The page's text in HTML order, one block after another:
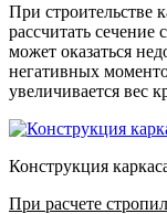
При строительстве
рассчитать
может оказаться
негативных
увеличивается вес
Конструкция
При расчете